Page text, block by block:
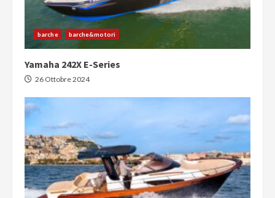
barche barche&motori
Yamaha 242X E-Series
26 Ottobre 2024